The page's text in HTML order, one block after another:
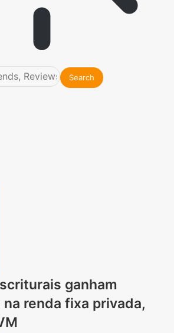
ganham
renda fixa privada,